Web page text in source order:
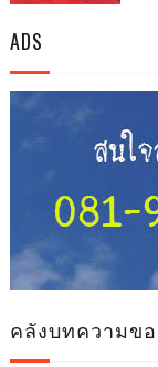
ADS
คลังบทความข